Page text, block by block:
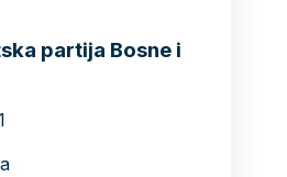
partija Bosne i